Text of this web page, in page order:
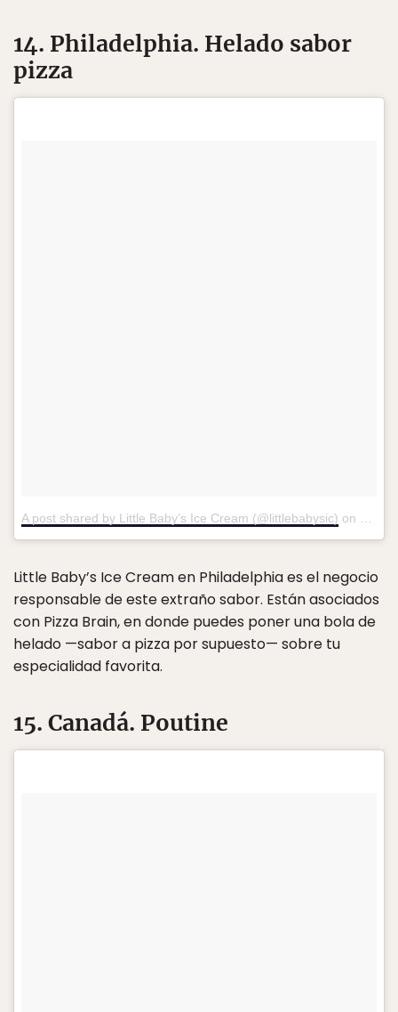
14. Philadelphia. Helado sabor
pizza
A post shared by Little Baby’s Ice Cream (@littlebabysic) on
Little Baby’s Ice Cream en Philadelphia es el negocio
responsable de este extraño sabor. Están asociados
con Pizza Brain, en donde puedes poner una bola de
helado —sabor a pizza por supuesto— sobre tu
especialidad favorita.
15. Canadá. Poutine